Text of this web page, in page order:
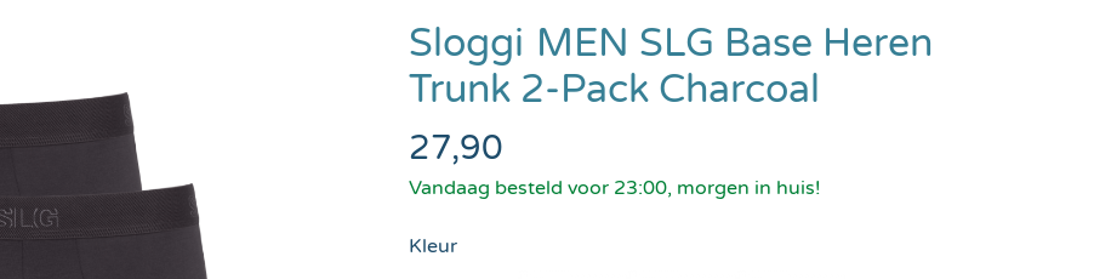
Sloggi MEN SLG Base Heren
Trunk 2-Pack Charcoal
27,90
Vandaag besteld voor 23:00, morgen in huis!
Kleur